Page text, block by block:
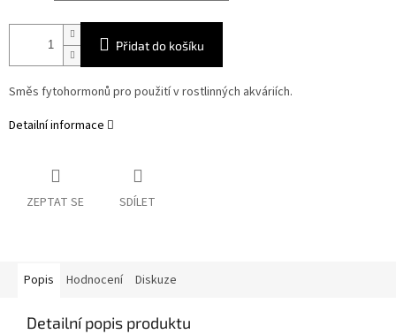
Přidat do košíku
Směs fytohormonů pro použití v rostlinných akváriích.
Detailní informace
ZEPTAT SE SDÍLET
Popis Hodnocení Diskuze
Detailní popis produktu